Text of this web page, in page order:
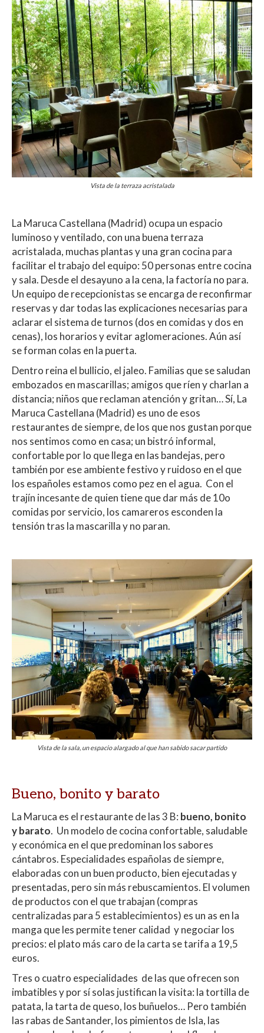
Vista de la terraza acristalada
La Maruca Castellana (Madrid) ocupa un espacio
luminoso y ventilado, con una buena terraza
acristalada, muchas plantas y una gran cocina para
facilitar el trabajo del equipo: 50 personas entre cocina
y sala. Desde el desayuno a la cena, la factoría no para.
Un equipo de recepcionistas se encarga de reconfirmar
reservas y dar todas las explicaciones necesarias para
aclarar el sistema de turnos (dos en comidas y dos en
cenas), los horarios y evitar aglomeraciones. Aún así
se forman colas en la puerta.
Dentro reina el bullicio, el jaleo. Familias que se saludan
embozados en mascarillas; amigos que ríen y charlan a
distancia; niños que reclaman atención y gritan… Sí, La
Maruca Castellana (Madrid) es uno de esos
restaurantes de siempre, de los que nos gustan porque
nos sentimos como en casa; un bistró informal,
confortable por lo que llega en las bandejas, pero
también por ese ambiente festivo y ruidoso en el que
los españoles estamos como pez en el agua. Con el
trajín incesante de quien tiene que dar más de 10o
comidas por servicio, los camareros esconden la
tensión tras la mascarilla y no paran.
Vista de la sala, un espacio alargado al que han sabido sacar partido
Bueno, bonito y barato
La Maruca es el restaurante de las 3 B: bueno, bonito
y barato. Un modelo de cocina confortable, saludable
y económica en el que predominan los sabores
cántabros. Especialidades españolas de siempre,
elaboradas con un buen producto, bien ejecutadas y
presentadas, pero sin más rebuscamientos. El volumen
de productos con el que trabajan (compras
centralizadas para 5 establecimientos) es un as en la
manga que les permite tener calidad y negociar los
precios: el plato más caro de la carta se tarifa a 19,5
euros.
Tres o cuatro especialidades de las que ofrecen son
imbatibles y por sí solas justifican la visita: la tortilla de
patata, la tarta de queso, los buñuelos… Pero también
las rabas de Santander, los pimientos de Isla, las